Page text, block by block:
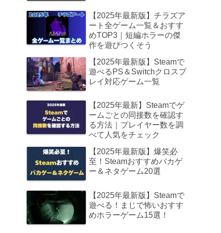
【2025年最新版】チラズア
ート全ゲーム一覧＆おすす
めTOP3｜短編ホラーの傑
作を遊びつくそう
【2025年最新版】Steamで
遊べるPS＆Switchクロスプ
レイ対応ゲーム一覧
【2025年最新】Steamでゲ
ームごとの同接数を確認す
る方法｜プレイヤー数を調
べて人気をチェック
【2025年最新版】爆笑必
至！Steamおすすめバカゲ
ー＆ネタゲーム20選
【2025年最新版】Steamで
遊べる！まじで怖いおすす
めホラーゲーム15選！